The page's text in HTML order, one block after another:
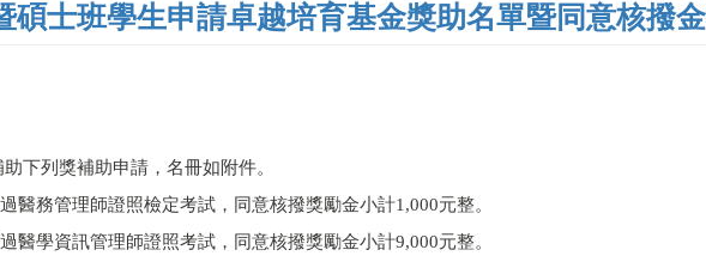
碩士班學生申請卓越培育基金獎助名單暨同意核撥
下列獎補助申請，名冊如附件。
醫務管理師證照檢定考試，同意核撥獎勵金小計1,000元整。
醫學資訊管理師證照考試，同意核撥獎勵金小計9,000元整。